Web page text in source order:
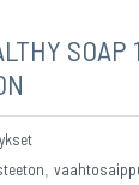
SOAP
,